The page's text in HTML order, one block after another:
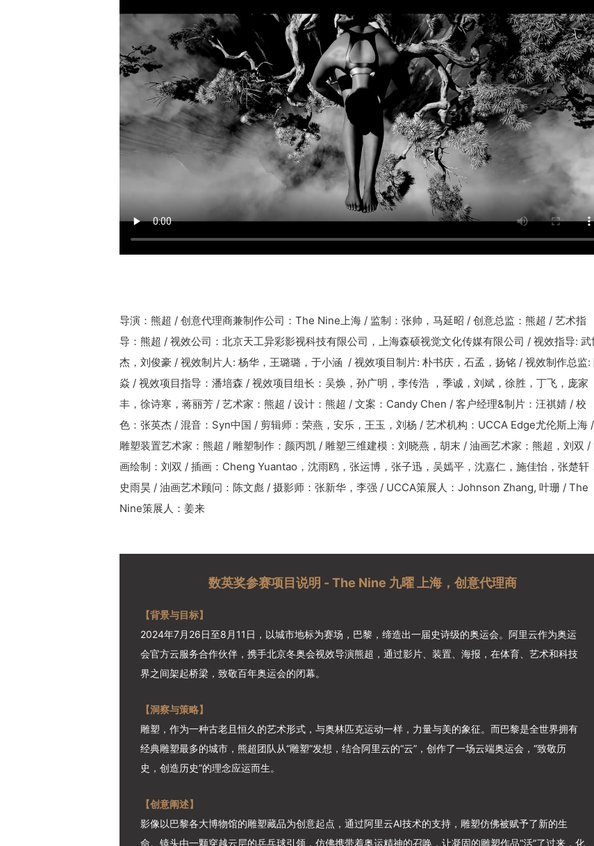
导演：熊超 / 创意代理商兼制作公司：The Nine上海 / 监制：张帅，马延昭 / 创意总监：熊超 / 艺术指
导：熊超 / 视效公司：北京天工异彩影视科技有限公司，上海森硕视觉文化传媒有限公司 / 视效指导: 武
杰，刘俊豪 / 视效制片人: 杨华，王璐璐，于小涵 / 视效项目制片: 朴书庆，石孟，扬铭 / 视效制作总监:
焱 / 视效项目指导：潘培森 / 视效项目组长：吴焕，孙广明，李传浩 ，季诚，刘斌，徐胜，丁飞，庞家
丰，徐诗寒，蒋丽芳 / 艺术家：熊超 / 设计：熊超 / 文案：Candy Chen / 客户经理&制片：汪祺婧 / 校
色：张英杰 / 混音：Syn中国 / 剪辑师：荣燕，安乐，王玉，刘杨 / 艺术机构：UCCA Edge尤伦斯上海 /
雕塑装置艺术家：熊超 / 雕塑制作：颜丙凯 / 雕塑三维建模：刘晓燕，胡末 / 油画艺术家：熊超，刘双 /
画绘制：刘双 / 插画：Cheng Yuantao，沈雨鸥，张运博，张子迅，吴嫣平，沈嘉仁，施佳怡，张楚轩
史雨昊 / 油画艺术顾问：陈文彪 / 摄影师：张新华，李强 / UCCA策展人：Johnson Zhang, 叶珊 / The
Nine策展人：姜来
数英奖参赛项目说明 - The Nine 九曜 上海，创意代理商
【背景与目标】
2024年7月26日至8月11日，以城市地标为赛场，巴黎，缔造出一届史诗级的奥运会。阿里云作为奥运
会官方云服务合作伙伴，携手北京冬奥会视效导演熊超，通过影片、装置、海报，在体育、艺术和科技
界之间架起桥梁，致敬百年奥运会的闭幕。
【洞察与策略】
雕塑，作为一种古老且恒久的艺术形式，与奥林匹克运动一样，力量与美的象征。而巴黎是全世界拥有
经典雕塑最多的城市，熊超团队从“雕塑”发想，结合阿里云的“云”，创作了一场云端奥运会，“致敬历
史，创造历史”的理念应运而生。
【创意阐述】
影像以巴黎各大博物馆的雕塑藏品为创意起点，通过阿里云AI技术的支持，雕塑仿佛被赋予了新的生
命。镜头由一颗穿越云层的乒乓球引领，仿佛携带着奥运精神的召唤，让凝固的雕塑作品“活”了过来，化